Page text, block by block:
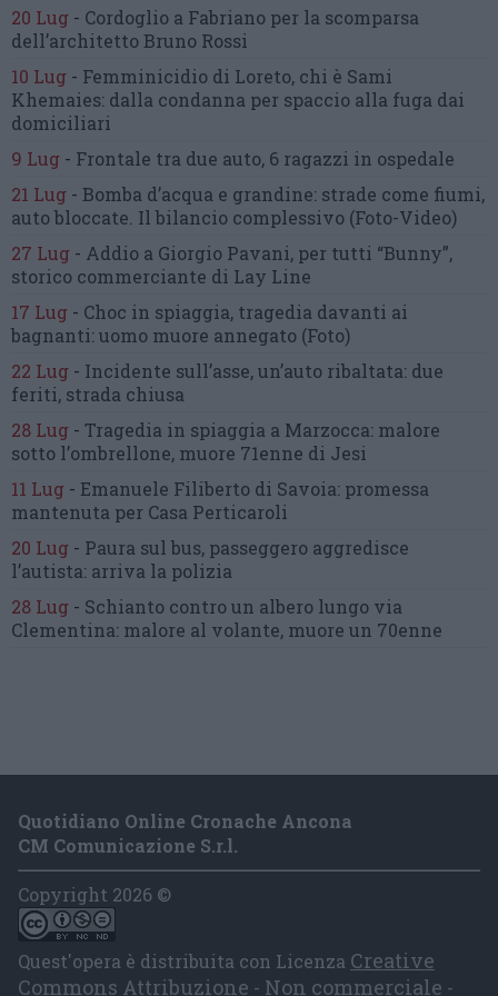
20 Lug - Cordoglio a Fabriano per la scomparsa
dell’architetto Bruno Rossi
10 Lug - Femminicidio di Loreto, chi è Sami
Khemaies: dalla condanna per spaccio alla fuga dai
domiciliari
9 Lug - Frontale tra due auto, 6 ragazzi in ospedale
21 Lug - Bomba d’acqua e grandine: strade come fiumi,
auto bloccate. Il bilancio complessivo (Foto-Video)
27 Lug - Addio a Giorgio Pavani, per tutti “Bunny”,
storico commerciante di Lay Line
17 Lug - Choc in spiaggia, tragedia davanti ai
bagnanti:uomo muore annegato (Foto)
22 Lug - Incidente sull’asse, un’auto ribaltata: due
feriti, strada chiusa
28 Lug - Tragedia in spiaggia a Marzocca: malore
sotto l’ombrellone, muore 71enne di Jesi
11 Lug - Emanuele Filiberto di Savoia: promessa
mantenuta per Casa Perticaroli
20 Lug - Paura sul bus, passeggero aggredisce
l’autista: arriva la polizia
28 Lug - Schianto contro un albero lungo via
Clementina: malore al volante, muore un 70enne
Quotidiano Online Cronache Ancona
CM Comunicazione S.r.l.
Copyright 2026 ©
Quest'opera è distribuita con Licenza Creative
Commons Attribuzione - Non commerciale -